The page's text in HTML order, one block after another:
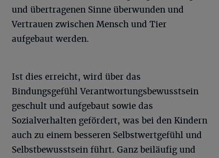
und übertragenen Sinne überwunden und
Vertrauen zwischen Mensch und Tier
aufgebaut werden.
Ist dies erreicht, wird über das
Bindungsgefühl Verantwortungsbewusstsein
geschult und aufgebaut sowie das
Sozialverhalten gefördert, was bei den Kindern
auch zu einem besseren Selbstwertgefühl und
Selbstbewusstsein führt. Ganz beiläufig und